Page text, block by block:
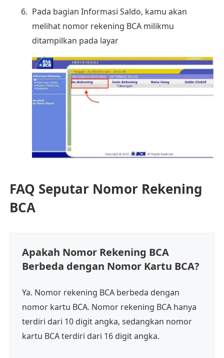
Pada bagian Informasi Saldo, kamu akan
melihat nomor rekening BCA milikmu
ditampilkan pada layar
FAQ Seputar Nomor Rekening
BCA
Apakah Nomor Rekening BCA
Berbeda dengan Nomor Kartu BCA?
Ya. Nomor rekening BCA berbeda dengan
nomor kartu BCA. Nomor rekening BCA hanya
terdiri dari 10 digit angka, sedangkan nomor
kartu BCA terdiri dari 16 digit angka.